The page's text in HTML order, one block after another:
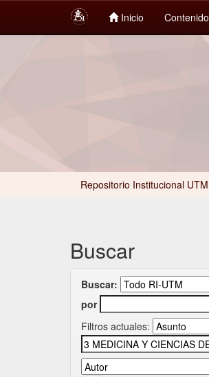
Inicio Contenido
Repositorio Institucional UTM
Buscar
Buscar:
por
Filtros actuales: